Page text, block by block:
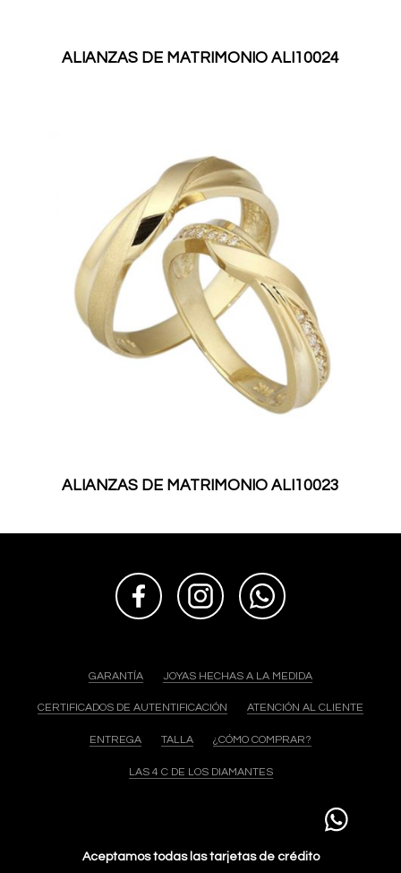
ALIANZAS DE MATRIMONIO ALI10024
ALIANZAS DE MATRIMONIO ALI10023
GARANTÍA JOYAS HECHAS A LA MEDIDA
CERTIFICADOS DE AUTENTIFICACIÓN ATENCIÓN AL CLIENTE
ENTREGA TALLA ¿CÓMO COMPRAR?
LAS 4 C DE LOS DIAMANTES
Aceptamos todas las tarjetas de crédito